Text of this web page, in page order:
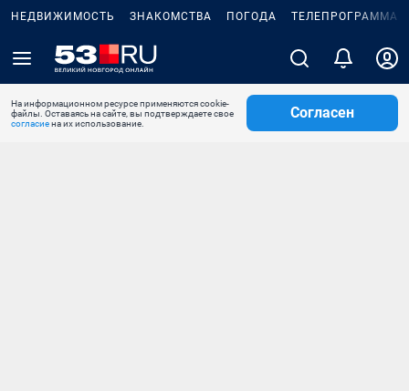
НЕДВИЖИМОСТЬ ЗНАКОМСТВА ПОГОДА ТЕЛЕПРОГРАММА
На информационном ресурсе применяются cookie-
файлы. Оставаясь на сайте, вы подтверждаете свое
согласиена их использование.
Согласен